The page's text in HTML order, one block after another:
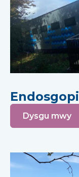
Endosgopi
Dysgu mwy